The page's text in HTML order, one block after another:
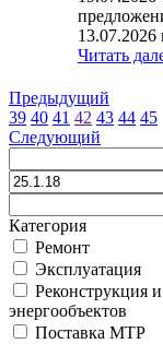
13.07.2026
Читать
Предыдущий
39 40 41 42 43 44 45
Следующий
Категория
Ремонт
Эксплуатация
Реконструкция
энергообъектов
Поставка МТР